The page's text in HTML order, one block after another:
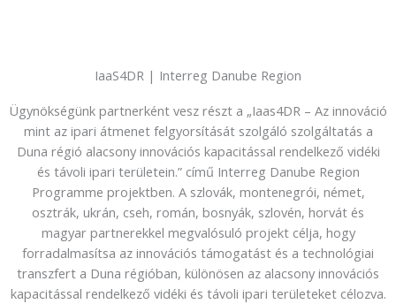
IaaS4DR | Interreg Danube Region
Ügynökségünk partnerként vesz részt a „Iaas4DR – Az innováció
mint az ipari átmenet felgyorsítását szolgáló szolgáltatás a
Duna régió alacsony innovációs kapacitással rendelkező vidéki
és távoli ipari területein.” című Interreg Danube Region
Programme projektben. A szlovák, montenegrói, német,
osztrák, ukrán, cseh, román, bosnyák, szlovén, horvát és
magyar partnerekkel megvalósuló projekt célja, hogy
forradalmasítsa az innovációs támogatást és a technológiai
transzfert a Duna régióban, különösen az alacsony innovációs
kapacitással rendelkező vidéki és távoli ipari területeket célozva.